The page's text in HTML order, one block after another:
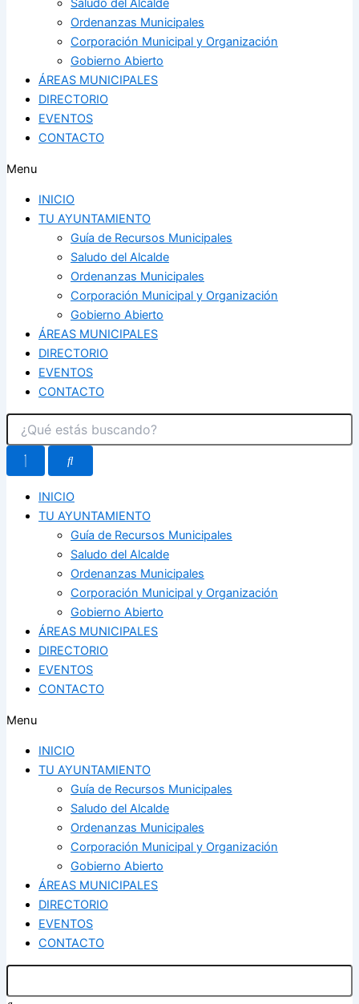
Saludo del Alcalde
Ordenanzas Municipales
Corporación Municipal y Organización
Gobierno Abierto
ÁREAS MUNICIPALES
DIRECTORIO
EVENTOS
CONTACTO
Menu
INICIO
TU AYUNTAMIENTO
Guía de Recursos Municipales
Saludo del Alcalde
Ordenanzas Municipales
Corporación Municipal y Organización
Gobierno Abierto
ÁREAS MUNICIPALES
DIRECTORIO
EVENTOS
CONTACTO
INICIO
TU AYUNTAMIENTO
Guía de Recursos Municipales
Saludo del Alcalde
Ordenanzas Municipales
Corporación Municipal y Organización
Gobierno Abierto
ÁREAS MUNICIPALES
DIRECTORIO
EVENTOS
CONTACTO
Menu
INICIO
TU AYUNTAMIENTO
Guía de Recursos Municipales
Saludo del Alcalde
Ordenanzas Municipales
Corporación Municipal y Organización
Gobierno Abierto
ÁREAS MUNICIPALES
DIRECTORIO
EVENTOS
CONTACTO